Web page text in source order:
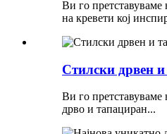
Ви го претставуваме
на кревети кој
Стилски дрвен
Ви го
дрво и тапациран...